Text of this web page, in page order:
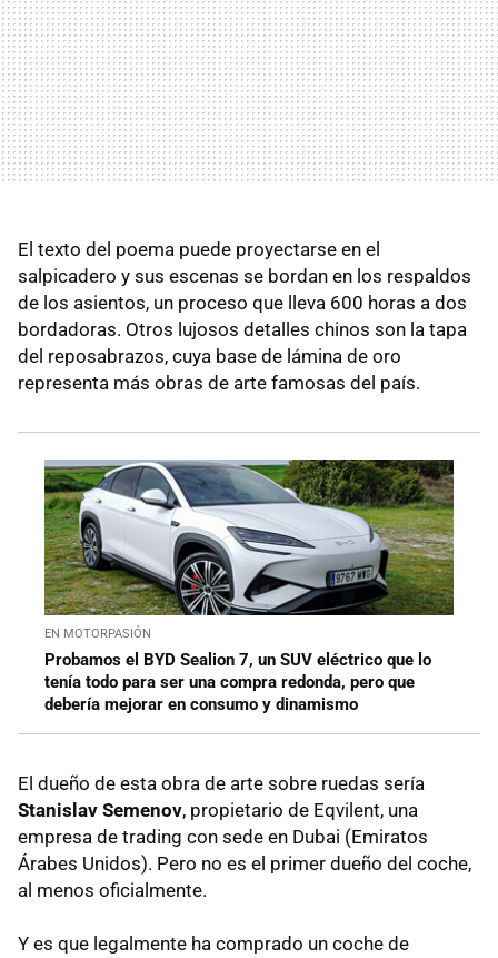
El texto del poema puede proyectarse en el
salpicadero y sus escenas se bordan en los respaldos
de los asientos, un proceso que lleva 600 horas a dos
bordadoras. Otros lujosos detalles chinos son la tapa
del reposabrazos, cuya base de lámina de oro
representa más obras de arte famosas del país.
EN MOTORPASIÓN
Probamos el BYD Sealion 7, un SUV eléctrico que lo
tenía todo para ser una compra redonda, pero que
debería mejorar en consumo y dinamismo
El dueño de esta obra de arte sobre ruedas sería
Stanislav Semenov, propietario de Eqvilent, una
empresa de trading con sede en Dubai (Emiratos
Árabes Unidos). Pero no es el primer dueño del coche,
al menos oficialmente.
Y es que legalmente ha comprado un coche de